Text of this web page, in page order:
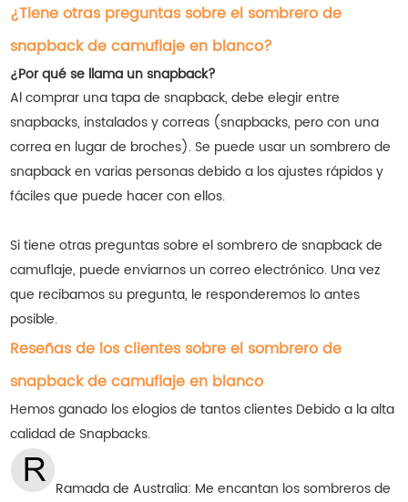
¿Tiene otras preguntas sobre el sombrero de
snapback de camuflaje en blanco?
¿Por qué se llama un snapback?
Al comprar una tapa de snapback, debe elegir entre
snapbacks, instalados y correas (snapbacks, pero con una
correa en lugar de broches). Se puede usar un sombrero de
snapback en varias personas debido a los ajustes rápidos y
fáciles que puede hacer con ellos.
Si tiene otras preguntas sobre el sombrero de snapback de
camuflaje, puede enviarnos un correo electrónico. Una vez
que recibamos su pregunta, le responderemos lo antes
posible.
Reseñas de los clientes sobre el sombrero de
snapback de camuflaje en blanco
Hemos ganado los elogios de tantos clientes Debido a la alta
calidad de Snapbacks.
Ramada de Australia: Me encantan los sombreros de